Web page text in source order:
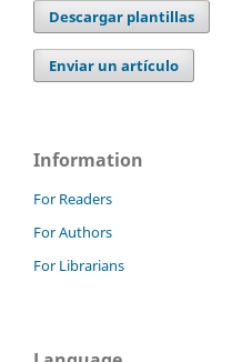
Descargar plantillas
Enviar un artículo
Information
For Readers
For Authors
For Librarians